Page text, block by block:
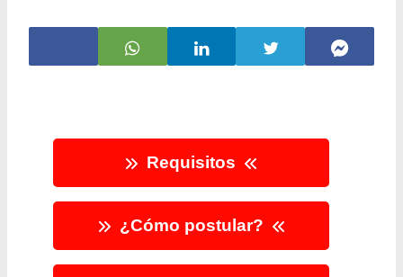
Requisitos
¿Cómo postular?